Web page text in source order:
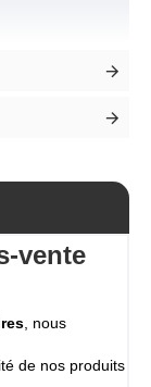
vente
, nous
de nos produits